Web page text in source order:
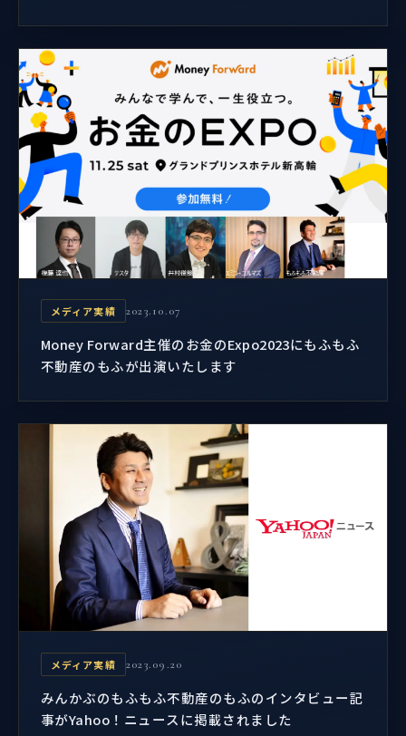
メディア実績 2023.10.07
Money Forward主催のお金のExpo2023にもふもふ
不動産のもふが出演いたします
メディア実績 2023.09.20
みんかぶのもふもふ不動産のもふのインタビュー記
事がYahoo！ニュースに掲載されました